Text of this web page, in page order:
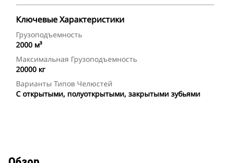
Ключевые Характеристики
Грузоподъемность
2000 м³
Максимальная Грузоподъемность
20000 кг
Варианты Типов Челюстей
С открытыми, полуоткрытыми, закрытыми зубьями